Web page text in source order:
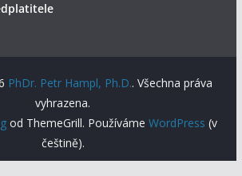
PhDr. Petr Hampl, Ph.D.. Všechna práva
vyhrazena.
od ThemeGrill. PoužívámeWordPress (v
češtině).